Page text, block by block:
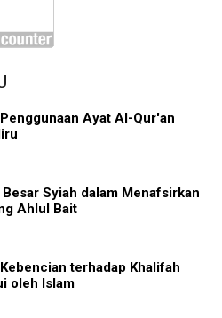
Ayat Al-Qur'an
Besar Syiah dalam Menafsirkan
Ahlul Bait
terhadap Khalifah
oleh Islam